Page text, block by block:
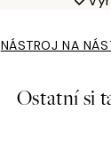
NÁSTROJ NA
Ostatní si